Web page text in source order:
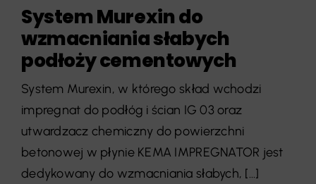
System Murexin do
wzmacniania słabych
podłoży cementowych
System Murexin, w którego skład wchodzi
impregnat do podłóg i ścian IG 03 oraz
utwardzacz chemiczny do powierzchni
betonowej w płynie KEMA IMPREGNATOR jest
dedykowany do wzmacniania słabych, [...]